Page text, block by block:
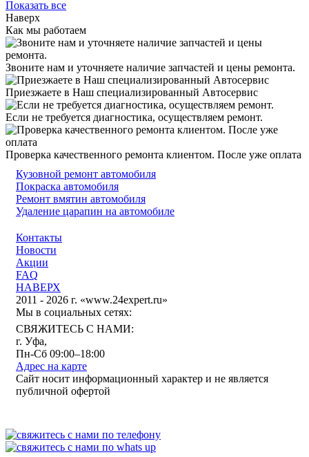
Показать все
Наверх
Как мы работаем
Звоните нам и уточняете наличие запчастей и цены ремонта.
Приезжаете в Наш специализированный Автосервис
Если не требуется диагностика, осуществляем ремонт.
Проверка качественного ремонта клиентом. После уже оплата
Контакты
Новости
Акции
FAQ
НАВЕРХ
2011 - 2026 г. «www.24expert.ru»
Кузовной ремонт автомобиля
Покраска автомобиля
Ремонт вмятин автомобиля
Удаление царапин на автомобиле
Мы в социальных сетях:
СВЯЖИТЕСЬ С НАМИ:
г. Уфа,
Пн-Сб 09:00–18:00
Адрес на карте
Сайт носит информационный характер и не является
публичной офертой